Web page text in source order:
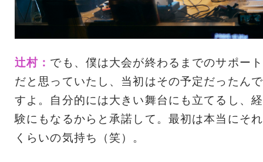
辻村： でも、僕は大会が終わるまでのサポート
だと思っていたし、当初はその予定だったんで
すよ。自分的には大きい舞台にも立てるし、経
験にもなるからと承諾して。最初は本当にそれ
くらいの気持ち（笑）。